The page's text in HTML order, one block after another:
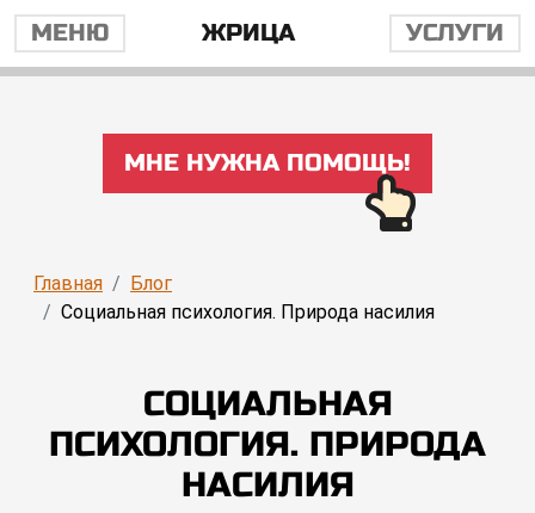
МЕНЮ ЖРИЦА УСЛУГИ
МНЕ НУЖНА ПОМОЩЬ!
Главная
Блог
Социальная психология. Природа насилия
СОЦИАЛЬНАЯ
ПСИХОЛОГИЯ. ПРИРОДА
НАСИЛИЯ